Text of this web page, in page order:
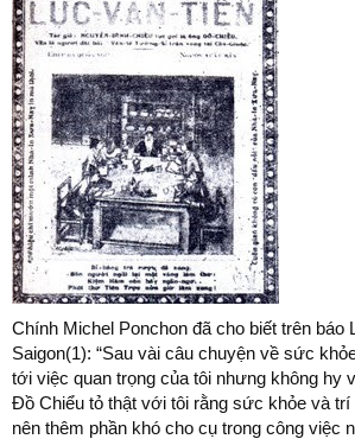
Chính Michel Ponchon đã cho biết trên báo
Saigon(1): “Sau vài câu chuyện về sức
tới việc quan trọng của tôi nhưng không hy
Đồ Chiểu tỏ thật với tôi rằng sức khỏe và
nên thêm phần khó cho cụ trong công việc